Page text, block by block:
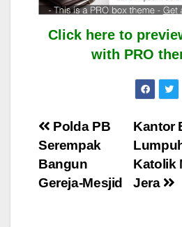
Click here to
with PRO
Post
navigation
Kantor
Katolik
Jera
Polda PB
Serempak
Bangun
Gereja-Mesjid